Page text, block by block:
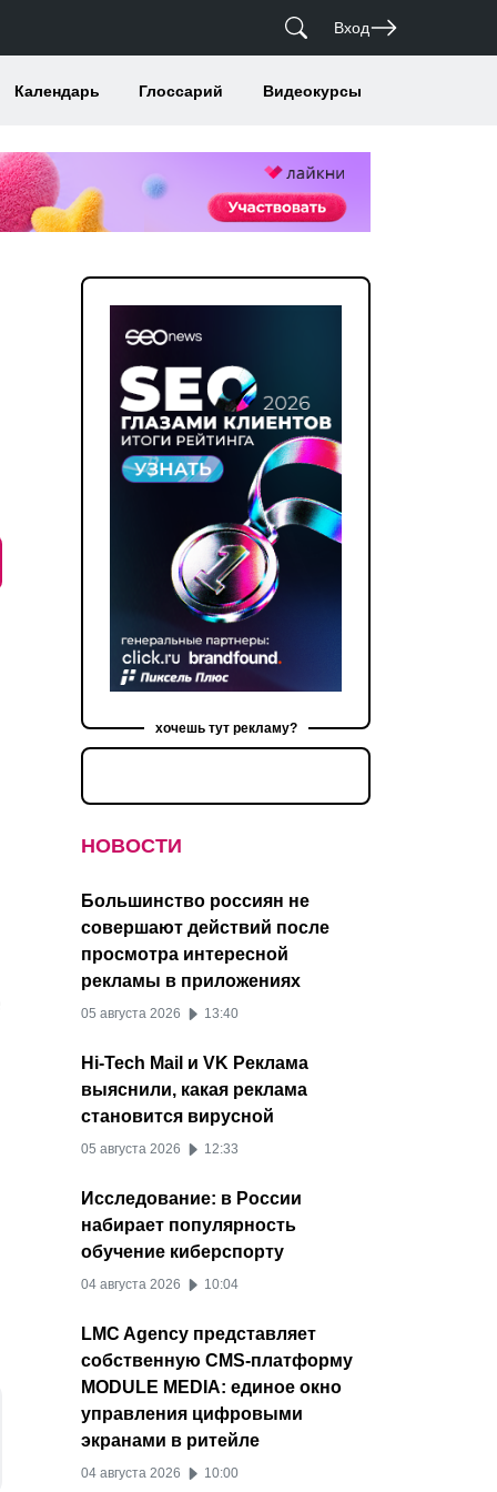
Вход
Календарь Глоссарий Видеокурсы
хочешь тут рекламу?
НОВОСТИ
Большинство россиян не
совершают действий после
просмотра интересной
рекламы в приложениях
05 августа 2026 13:40
Hi-Tech Mail и VK Реклама
выяснили, какая реклама
становится вирусной
05 августа 2026 12:33
Исследование: в России
набирает популярность
обучение киберспорту
04 августа 2026 10:04
LMC Agency представляет
собственную CMS-платформу
MODULE MEDIA: единое окно
управления цифровыми
экранами в ритейле
04 августа 2026 10:00